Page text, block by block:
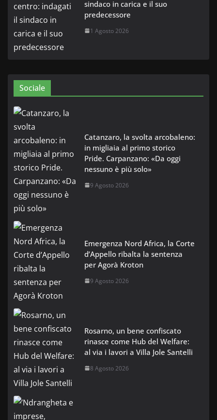
sindaco in carica e il suo
predecessore
1 Agosto 2026
Sociale
Catanzaro, la svolta arcobaleno:
in migliaia al primo storico
Pride. Carpanzano: «Da oggi
nessuno è più solo»
9 Agosto 2026
Emergenza Nord Africa, la Corte
d’Appello ribalta la sentenza
per Agorà Kroton
9 Agosto 2026
Rosarno, un bene confiscato
rinasce come Hub del Welfare:
al via i lavori a Villa Jole Santelli
8 Agosto 2026